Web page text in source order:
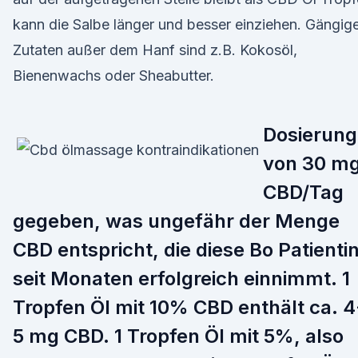
kann die Salbe länger und besser einziehen.
Zutaten außer dem Hanf sind z.B. Kokosöl,
Bienenwachs oder Sheabutter.
Dosierung
von 30
CBD/Tag
gegeben, was ungefähr der Menge
CBD entspricht, die diese Bo Patientin
seit Monaten erfolgreich einnimmt. 1
Tropfen Öl mit 10% CBD enthält ca.
5 mg CBD. 1 Tropfen Öl mit 5%, also